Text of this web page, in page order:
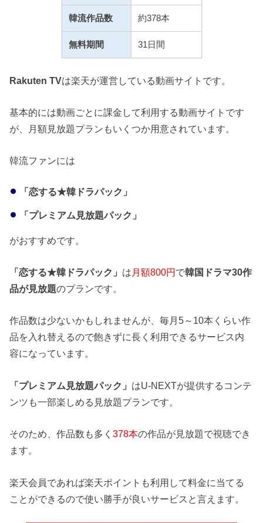
韓流作品数 約378本
無料期間 31日間
Rakuten TVは楽天が運営している動画サイトです。
基本的には動画ごとに課金して利用する動画サイトです
が、月額見放題プランもいくつか用意されています。
韓流ファンには
「恋する★韓ドラパック」
「プレミアム見放題パック」
がおすすめです。
「恋する★韓ドラパック」 は 月額800円で韓国ドラマ30作
品が見放題のプランです。
作品数は少ないかもしれませんが、毎月5～10本くらい作
品を入れ替えるので飽きずに長く利用できるサービス内
容になっています。
「プレミアム見放題パック」 はU-NEXTが提供するコンテ
ンツも一部楽しめる見放題プランです。
そのため、作品数も多く378本の作品が見放題で視聴でき
ます。
楽天会員であれば楽天ポイントも利用して料金に当てる
ことができるので使い勝手が良いサービスと言えます。